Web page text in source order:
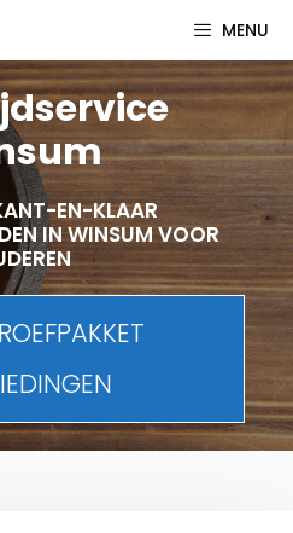
MENU
EN-KLAAR
IN WINSUM VOOR